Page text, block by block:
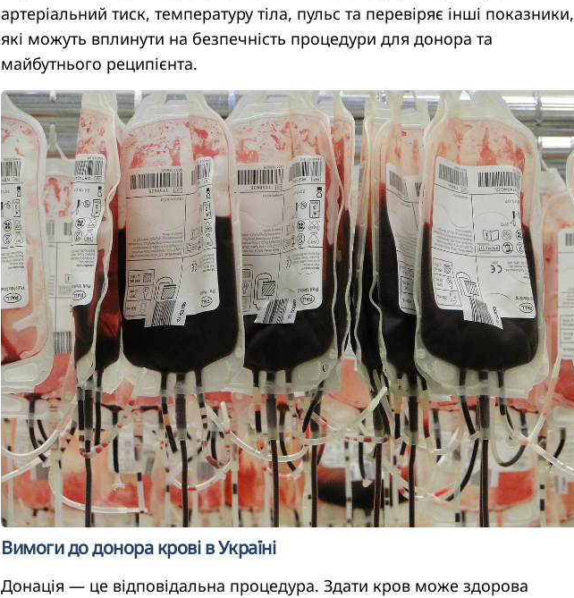
артеріальний тиск, температуру тіла, пульс та перевіряє інші показники,
які можуть вплинути на безпечність процедури для донора та
майбутнього реципієнта.
Вимоги до донора крові в Україні
Донація — це відповідальна процедура. Здати кров може здорова